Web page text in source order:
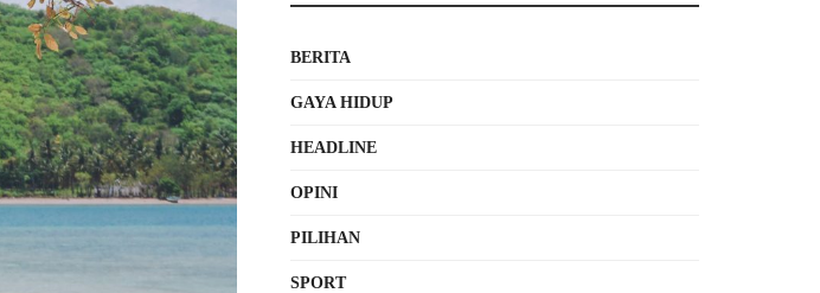
BERITA
GAYA HIDUP
HEADLINE
OPINI
PILIHAN
SPORT